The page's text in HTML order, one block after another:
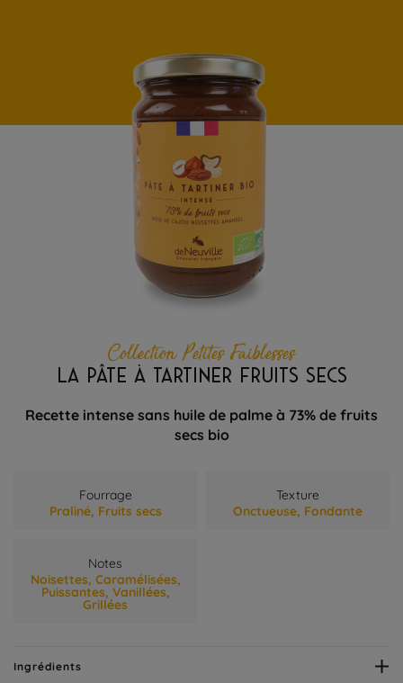
Collection Petites Faiblesses
LA PÂTE À TARTINER FRUITS SECS
Recette intense sans huile de palme à 73% de fruits
secs bio
Fourrage
Praliné, Fruits secs
Texture
Onctueuse, Fondante
Notes
Noisettes, Caramélisées,
Puissantes, Vanillées,
Grillées
Ingrédients